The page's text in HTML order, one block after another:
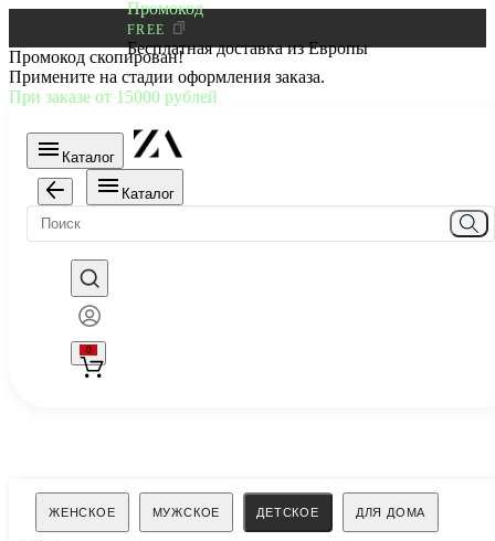
Промокод
FREE
Бесплатная доставка из Европы
Промокод скопирован!
Примените на стадии оформления заказа.
При заказе от 15000 рублей
Каталог
Каталог
0
ЖЕНСКОЕ МУЖСКОЕ ДЕТСКОЕ ДЛЯ ДОМА
Поиск